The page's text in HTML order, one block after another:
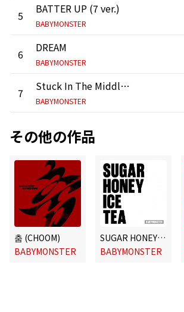
5 BATTER UP (7 ver.)
BABYMONSTER
6 DREAM
BABYMONSTER
7 Stuck In The Middle (Remix)
BABYMONSTER
その他の作品
춤 (CHOOM)
BABYMONSTER
SUGAR HONEY ICE TEA
BABYMONSTER